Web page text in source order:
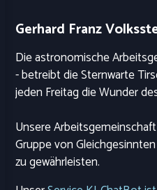
Gerhard Franz
Die astronomische
- betreibt die Sternwarte
jeden Freitag die Wunder
Unsere
Gruppe von
zu gewährleisten.